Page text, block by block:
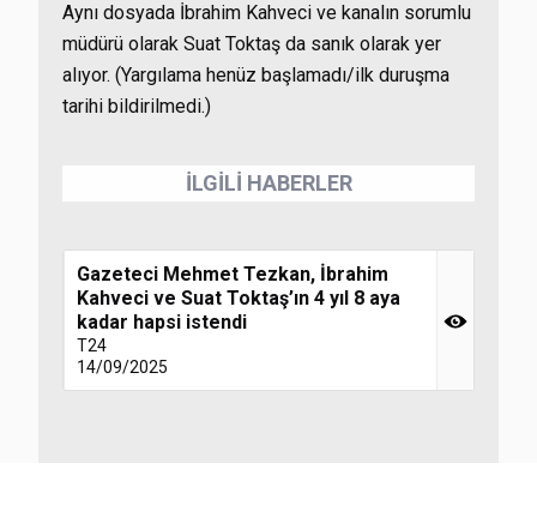
Aynı dosyada İbrahim Kahveci ve kanalın sorumlu
müdürü olarak Suat Toktaş da sanık olarak yer
alıyor. (Yargılama henüz başlamadı/ilk duruşma
tarihi bildirilmedi.)
İLGİLİ HABERLER
Gazeteci Mehmet Tezkan, İbrahim
Kahveci ve Suat Toktaş’ın 4 yıl 8 aya
kadar hapsi istendi
T24
14/09/2025